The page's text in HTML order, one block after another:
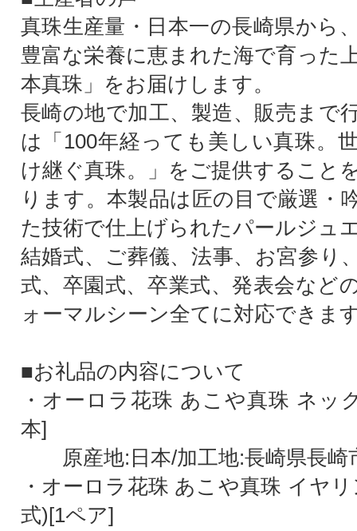
真珠生産量・日本一の長崎県から
豊富な栄養に恵まれた海で育った
本真珠」をお届けします。
長崎の地で加工、製造、販売まで
は「100年経っても美しい真珠。
け継ぐ真珠。」をご提供すること
ります。本製品は匠の目で厳選・
た技術で仕上げられたパールジュ
結婚式、ご葬儀、法事、お宮参り
式、卒園式、卒業式、発表会など
ォーマルシーン全てに対応できま
■お礼品の内容について
・オーロラ花珠 あこや真珠 ネッ
本]
原産地:日本/加工地:長崎県長崎
・オーロラ花珠 あこや真珠 イヤ
式)[1ペア]